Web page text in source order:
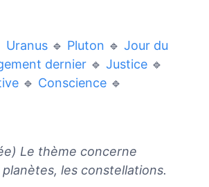
Uranus 🔹 Pluton 🔹 Jour du
dernier 🔹 Justice 🔹
🔹 Conscience 🔹
Le thème concerne
les constellations.